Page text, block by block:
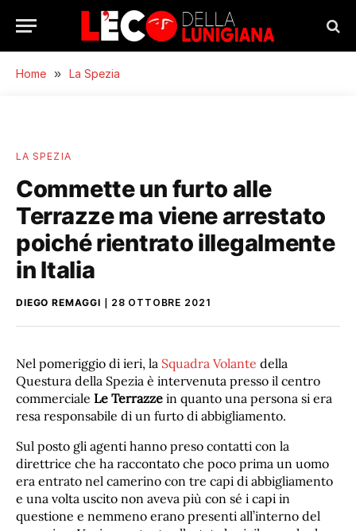
Home » La Spezia
LA SPEZIA
Commette un furto alle
Terrazze ma viene arrestato
poiché rientrato illegalmente
in Italia
DIEGO REMAGGI 28 OTTOBRE 2021
Nel pomeriggio di ieri, la Squadra Volante della
Questura della Spezia è intervenuta presso il centro
commerciale Le Terrazze in quanto una persona si era
resa responsabile di un furto di abbigliamento.
Sul posto gli agenti hanno preso contatti con la
direttrice che ha raccontato che poco prima un uomo
era entrato nel camerino con tre capi di abbigliamento
e una volta uscito non aveva più con sé i capi in
questione e nemmeno erano presenti all’interno del